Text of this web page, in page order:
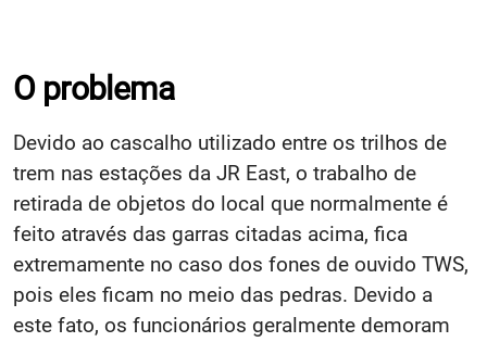
O problema
Devido ao cascalho utilizado entre os trilhos de
trem nas estações da JR East, o trabalho de
retirada de objetos do local que normalmente é
feito através das garras citadas acima, fica
extremamente no caso dos fones de ouvido TWS,
pois eles ficam no meio das pedras. Devido a
este fato, os funcionários geralmente demoram